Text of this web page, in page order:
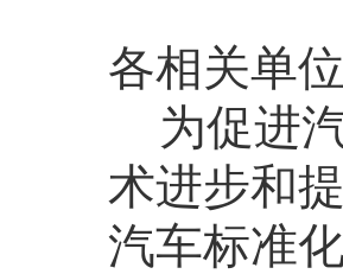
各相关单
为促进
术进步和
汽车标准